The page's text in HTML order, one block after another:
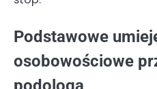
Podstawowe
osobowościowe